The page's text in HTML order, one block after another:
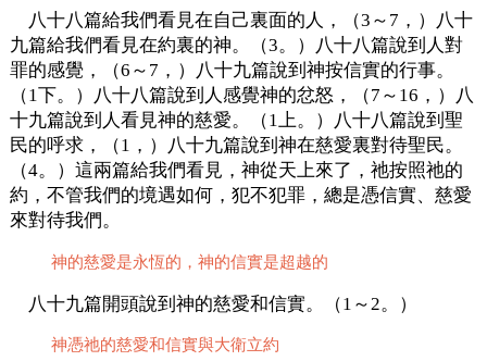
八十八篇給我們看見在自己裏面的人，（3～7，）八十
九篇給我們看見在約裏的神。（3。）八十八篇說到人對
罪的感覺，（6～7，）八十九篇說到神按信實的行事。
（1下。）八十八篇說到人感覺神的忿怒，（7～16，）八
十九篇說到人看見神的慈愛。（1上。）八十八篇說到聖
民的呼求，（1，）八十九篇說到神在慈愛裏對待聖民。
（4。）這兩篇給我們看見，神從天上來了，祂按照祂的
約，不管我們的境遇如何，犯不犯罪，總是憑信實、慈愛
來對待我們。
神的慈愛是永恆的，神的信實是超越的
八十九篇開頭說到神的慈愛和信實。（1～2。）
神憑祂的慈愛和信實與大衛立約